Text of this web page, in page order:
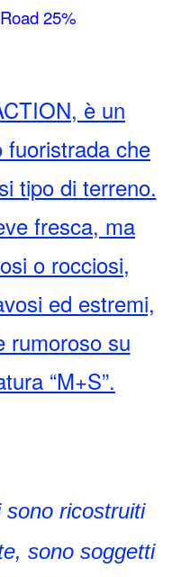
25%
è un
fuoristrada che
tipo di terreno.
fresca, ma
o rocciosi,
ed estremi,
rumoroso su
“M+S”.
sono ricostruiti
sono soggetti